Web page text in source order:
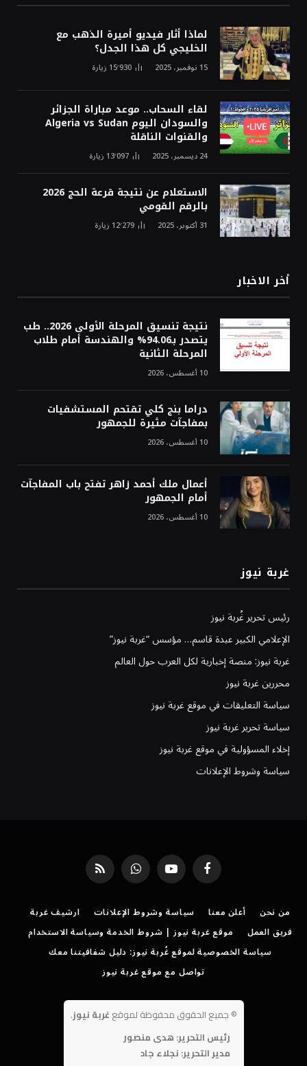
لماذا أثار فيديو أميرة الذهب مع
الخليجي كل هذا الجدل؟
15 نوفمبر، 2025 15٬930 زيارة
لقاء السحاب.. موعد مباراة الجزائر
والسودان اليوم Algeria vs Sudan
والقنوات الناقلة
24 ديسمبر، 2025 13٬097 زيارة
الاستعلام عن نتيجة قرعة الحج 2026
بالرقم القومي
31 أكتوبر، 2025 12٬279 زيارة
أخر الاخبار
نتيجة تنسيق المرحلة الأولى 2026.. طب
يتصدر بـ94.06% والهندسة أمام طلاب
المرحلة الثانية
10 أغسطس، 2026
دراما بنج كلي تقتحم المستشفيات
بمفاجآت مثيرة للجمهور
10 أغسطس، 2026
أعمال ملك أحمد زاهر تفتح باب المفاجآت
أمام الجمهور
10 أغسطس، 2026
غربة نيوز
رئيس تحرير غُربة نيوز
الإعلامي الكبير عبدة قاسم… مؤسس “غربة نيوز”
غربة نيوز: منصة إخبارية لكل العرب حول العالم
محررين غربة نيوز
سياسة التعليقات في موقع غربة نيوز
سياسة تحرير غربة نيوز
إخلاء المسؤولية في موقع غربة نيوز
سياسة وشروط الإعلانات
فيسبوك يوتيوب واتساب RSS
من نحن أعلن معنا سياسة وشروط الإعلانات
ارشيف غربة
فريق العمل
موقع غربة نيوز | شروط الخدمة وسياسة الاستخدام
سياسة الخصوصية لموقع غُربة نيوز: دليل شفافيتنا معك
تواصل مع موقع غربة نيوز
© جميع الحقوق محفوظة لموقع غربة نيوز.
رئيس التحرير: هدى منصور
مدير التحرير: نجلاء جاد